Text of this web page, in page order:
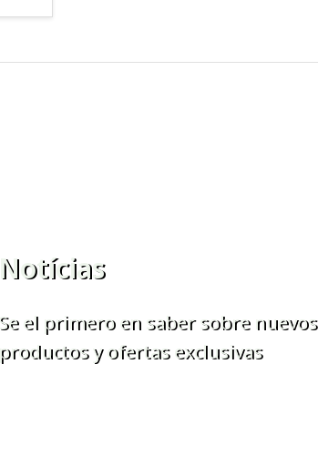
Notícias
Se el primero en saber sobre nuevos
productos y ofertas exclusivas